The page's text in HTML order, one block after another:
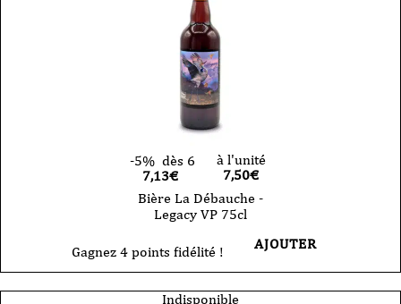
-5% dès 6
7,13€
à l'unité
7,50€
Bière La Débauche -
Legacy VP 75cl
Gagnez 4 points fidélité ! AJOUTER
Indisponible